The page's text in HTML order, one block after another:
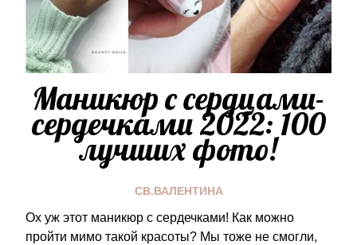
Маникюр с cердцами-
сердечками 2022: 100
лучших фото!
СВ.ВАЛЕНТИНА
Ох уж этот маникюр с сердечками! Как можно
пройти мимо такой красоты? Мы тоже не смогли,